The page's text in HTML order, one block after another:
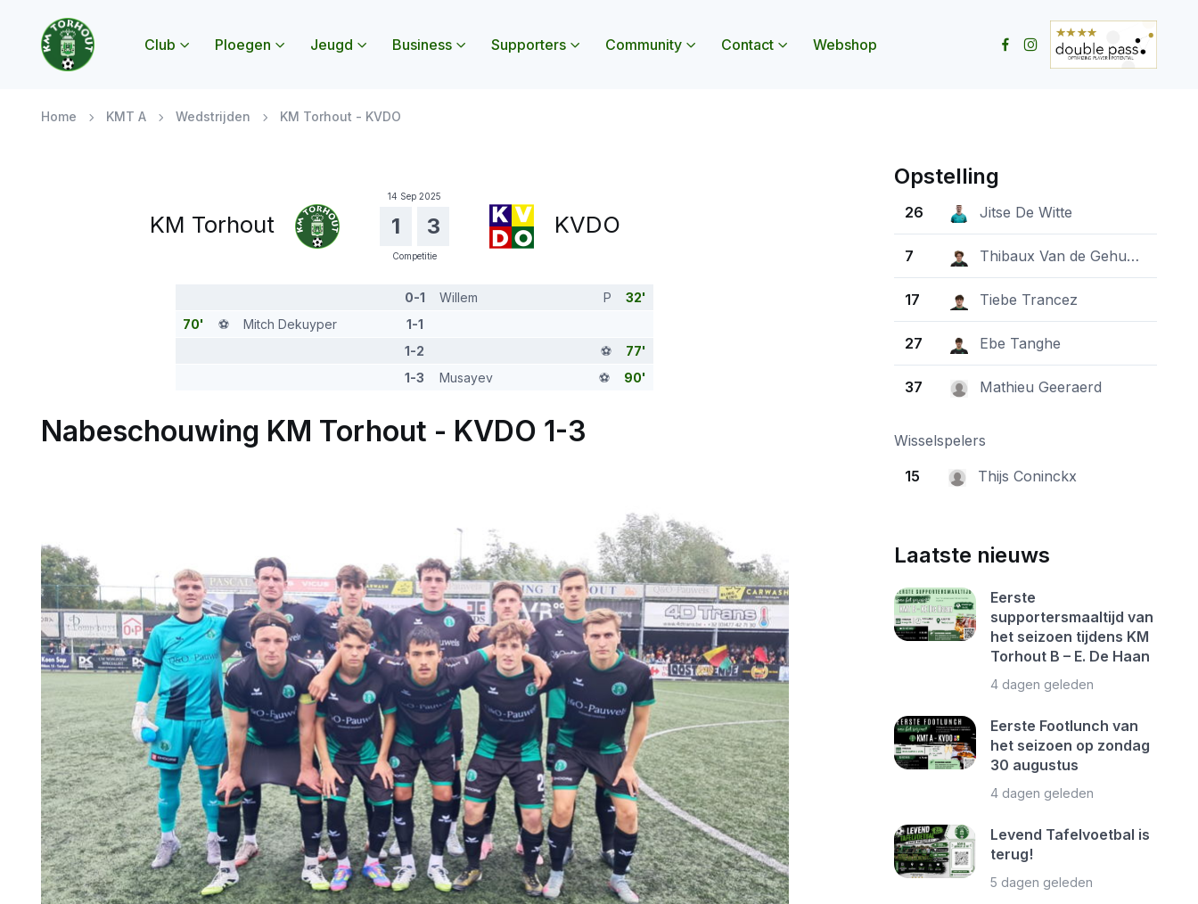
Club
Submenu Club openen
Ploegen
Submenu Ploegen openen
Jeugd
Submenu Jeugd openen
Business
Submenu Business openen
Supporters
Submenu Supporters openen
Community
Submenu Community openen
Contact
Submenu Contact openen
Webshop
Home KMT A Wedstrijden KM Torhout - KVDO
KM Torhout
14 Sep 2025
1 3
Competitie
KVDO
32'
P
Willem
0-1
70'
⚽️ Mitch Dekuyper
1-1
77'
⚽️
1-2
90'
⚽️
Musayev
1-3
Nabeschouwing KM Torhout - KVDO 1-3
Opstelling
26 Jitse De Witte
7 Thibaux Van de Gehuchte
17 Tiebe Trancez
27 Ebe Tanghe
37 Mathieu Geeraerd
Wisselspelers
15
Thijs Coninckx
Laatste nieuws
Eerste
supportersmaaltijd van
het seizoen tijdens KM
Torhout B – E. De Haan
4 dagen geleden
Eerste Footlunch van
het seizoen op zondag
30 augustus
4 dagen geleden
Levend Tafelvoetbal is
terug!
5 dagen geleden